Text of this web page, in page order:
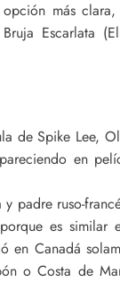
más
Escarlata
de Spike Lee,
en
padre ruso-
es similar
Canadá
o Costa de